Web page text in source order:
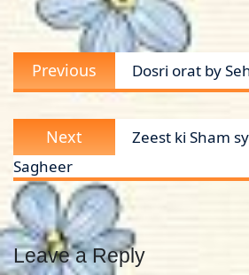
Post
navigation
Previous
Previous
post:
Dosri orat by
Next
Next
post:
Zeest ki Sham
Sagheer
Leave a Reply